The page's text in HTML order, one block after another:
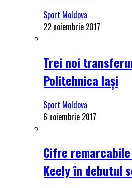
Sport Moldova
22 noiembrie 2017
Trei noi
Politehnica Iași
Sport Moldova
6 noiembrie 2017
Cifre
Keely în debutul